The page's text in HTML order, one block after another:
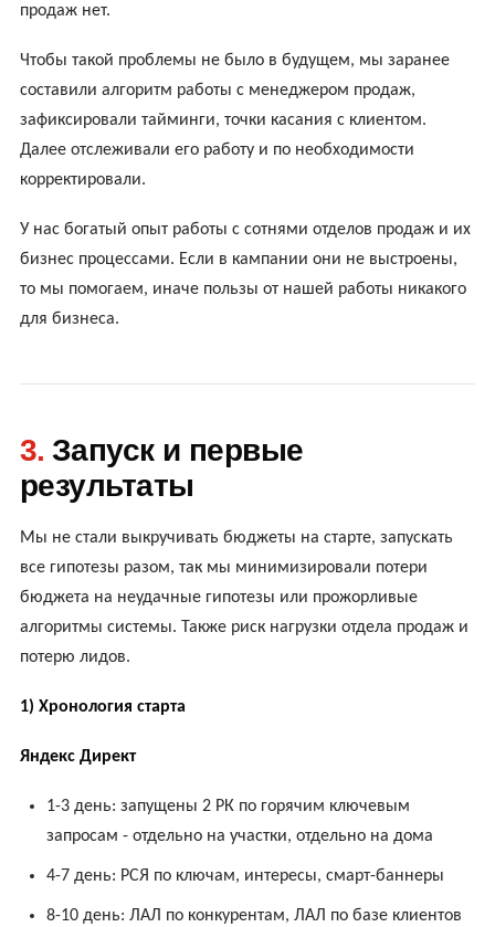
продаж нет.
Чтобы такой проблемы не было в будущем, мы заранее
составили алгоритм работы с менеджером продаж,
зафиксировали тайминги, точки касания с клиентом.
Далее отслеживали его работу и по необходимости
корректировали.
У нас богатый опыт работы с сотнями отделов продаж и их
бизнес процессами. Если в кампании они не выстроены,
то мы помогаем, иначе пользы от нашей работы никакого
для бизнеса.
3. Запуск и первые
результаты
Мы не стали выкручивать бюджеты на старте, запускать
все гипотезы разом, так мы минимизировали потери
бюджета на неудачные гипотезы или прожорливые
алгоритмы системы. Также риск нагрузки отдела продаж и
потерю лидов.
1) Хронология старта
Яндекс Директ
1-3 день: запущены 2 РК по горячим ключевым
запросам - отдельно на участки, отдельно на дома
4-7 день: РСЯ по ключам, интересы, смарт-баннеры
8-10 день: ЛАЛ по конкурентам, ЛАЛ по базе клиентов